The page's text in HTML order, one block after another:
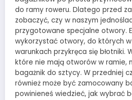
do ramy roweru. Dlatego przed
zobaczyć, czy w naszym
przygotowane specjalne otwory.
wykorzystać otwory, do których
warunkach przykręca się błotniki.
które nie mają otworów w ramie,
bagażnik do sztycy. W przedniej
również może być zamocowany
powinieneś wiedzieć, jak wybrać